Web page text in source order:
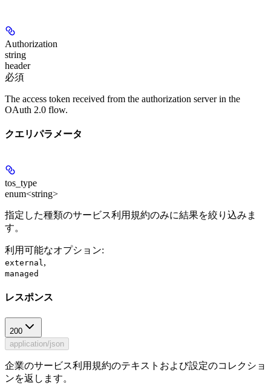
Authorization
string
header
必須
The access token received from the authorization server in the
OAuth 2.0 flow.
クエリパラメータ
tos_type
enum<string>
指定した種類のサービス利用規約のみに結果を絞り込みま
す。
利用可能なオプション:
external,
managed
レスポンス
200
application/json
企業のサービス利用規約のテキストおよび設定のコレクショ
ンを返します。